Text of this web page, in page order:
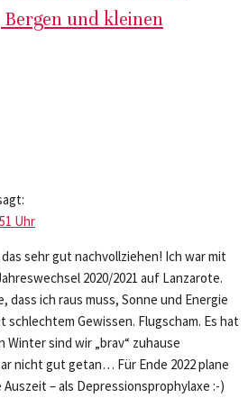
und kleinen
Uhr
sehr gut nachvollziehen! Ich war mit
2020/2021 auf Lanzarote.
dass ich raus muss, Sonne und Energie
schlechtem Gewissen. Flugscham. Es hat
sind wir „brav“ zuhause
nicht gut getan… Für Ende 2022 plane
– als Depressionsprophylaxe :-)